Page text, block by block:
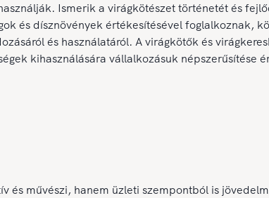
Ismerik a virágkötészet történetét és
és dísznövények értékesítésével foglalkoznak,
és használatáról. A virágkötők és
kihasználására vállalkozásuk népszerűsítése
és művészi, hanem üzleti szempontból is